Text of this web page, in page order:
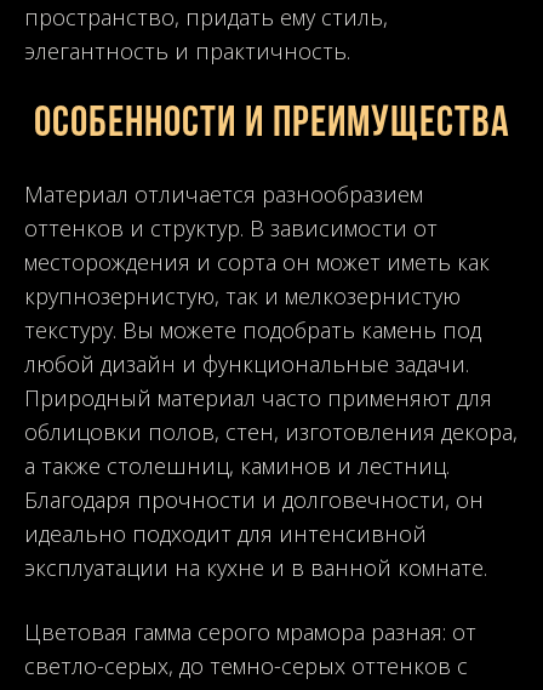
пространство, придать ему стиль,
элегантность и практичность.
Особенности и преимущества
Материал отличается разнообразием
оттенков и структур. В зависимости от
месторождения и сорта он может иметь как
крупнозернистую, так и мелкозернистую
текстуру. Вы можете подобрать камень под
любой дизайн и функциональные задачи.
Природный материал часто применяют для
облицовки полов, стен, изготовления декора,
а также столешниц, каминов и лестниц.
Благодаря прочности и долговечности, он
идеально подходит для интенсивной
эксплуатации на кухне и в ванной комнате.
Цветовая гамма серого мрамора разная: от
светло-серых, до темно-серых оттенков с